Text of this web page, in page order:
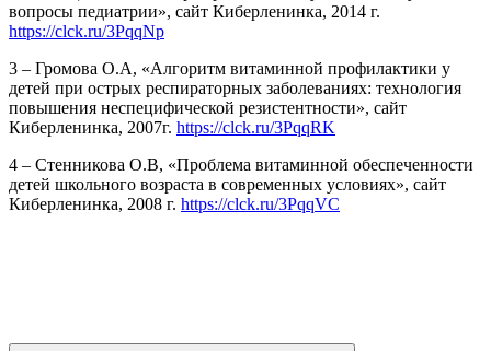
вопросы педиатрии», сайт Киберленинка, 2014 г.
https://clck.ru/3PqqNp
3 – Громова О.А, «Алгоритм витаминной профилактики у
детей при острых респираторных заболеваниях: технология
повышения неспецифической резистентности», сайт
Киберленинка, 2007г. https://clck.ru/3PqqRK
4 – Стенникова О.В, «Проблема витаминной обеспеченности
детей школьного возраста в современных условиях», сайт
Киберленинка, 2008 г. https://clck.ru/3PqqVC